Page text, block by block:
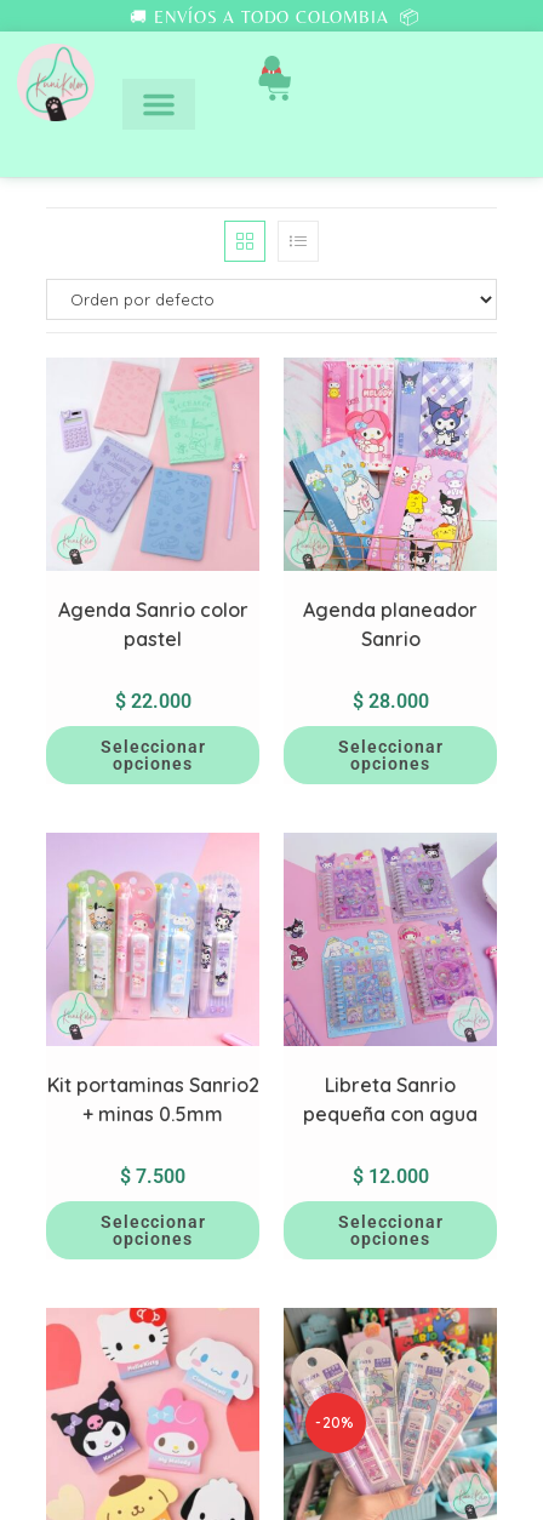
🚚 ENVÍOS A TODO COLOMBIA 📦
0
Agenda Sanrio color
pastel
$22.000
Seleccionar
opciones
Agenda planeador
Sanrio
$28.000
Seleccionar
opciones
Kit portaminas Sanrio2
+ minas 0.5mm
$ 7.500
Seleccionar
opciones
Libreta Sanrio
pequeña con agua
$12.000
Seleccionar
opciones
-20%